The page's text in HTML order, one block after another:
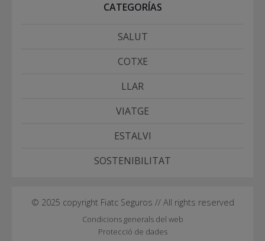
CATEGORÍAS
SALUT
COTXE
LLAR
VIATGE
ESTALVI
SOSTENIBILITAT
© 2025 copyright Fiatc Seguros // All rights reserved
Condicions generals del web
Protecció de dades